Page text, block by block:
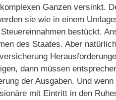
Ganzen versinkt.
sie wie in einem
bestückt.
des Staates. Aber
dann müssen
der Ausgaben. Und
mit Eintritt in den